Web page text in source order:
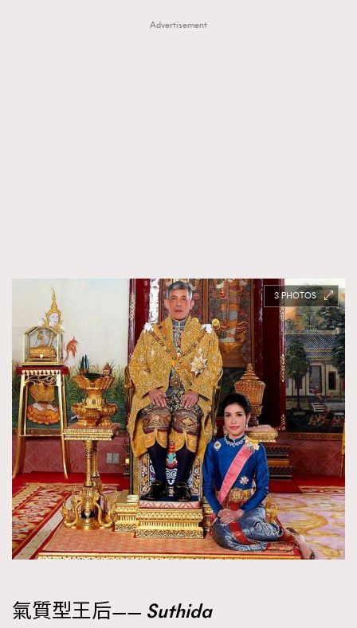
Advertisement
3
氣質型王后—— Suthida